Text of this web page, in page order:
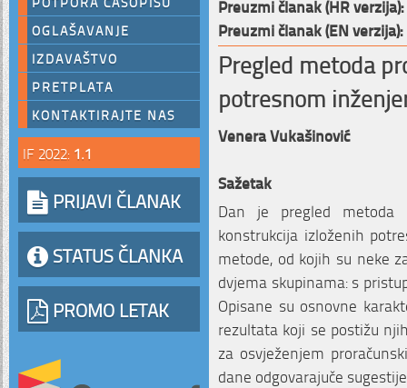
OGLAŠAVANJE
IZDAVAŠTVO
PRETPLATA
KONTAKTIRAJTE NAS
IF 2022: 1.1
PRIJAVI ČLANAK
STATUS ČLANKA
PROMO LETAK
Preuzmi članak (HR verzija):
Preuzmi članak (EN verzija):
Pregled metoda
potresnom
Venera Vukašinović
Sažetak
Dan je pregled metoda
konstrukcija izloženih
metode, od kojih su neke
dvjema skupinama: s
Opisane su osnovne
rezultata koji se postižu
za osvježenjem
dane odgovarajuče